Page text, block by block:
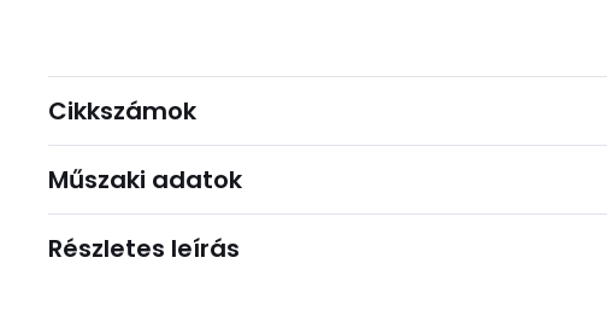
Cikkszámok
Műszaki adatok
Részletes leírás